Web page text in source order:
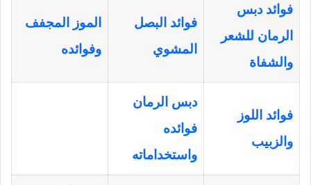
فوائد دبس
الرمان للشعر
والشفاة
فوائد البصل
المشوي
الموز المجفف
وفوائده
فوائد اللوز
والزبيب
دبس الرمان
فوائده
واستخداماته